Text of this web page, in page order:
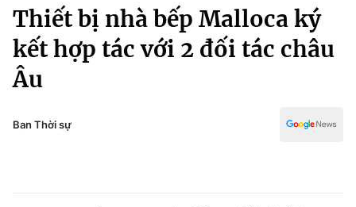
Chuyên mục
Chính trị
Xã hội
Pháp luật
Kinh tế
Thể thao
Truyền hình
Công nghệ
Thiết bị nhà bếp Malloca ký
kết hợp tác với 2 đối tác châu
Âu
Ban Thời sự